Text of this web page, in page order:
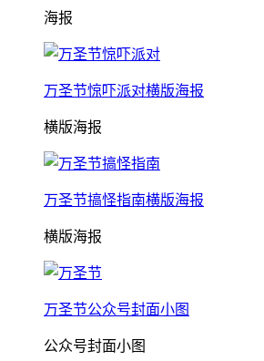
海报
万圣节惊吓派对横版海报
横版海报
万圣节搞怪指南横版海报
横版海报
万圣节公众号封面小图
公众号封面小图